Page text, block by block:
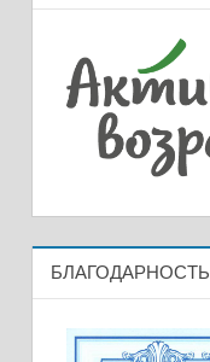
БЛАГОДАРНОСТЬ